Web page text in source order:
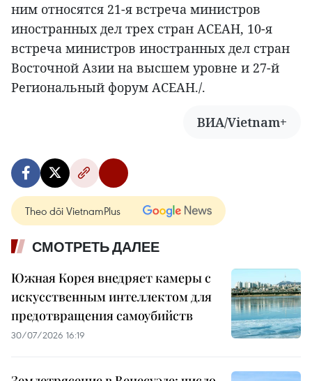
ним относятся 21-я встреча министров
иностранных дел трех стран АСЕАН, 10-я
встреча министров иностранных дел стран
Восточной Азии на высшем уровне и 27-й
Региональный форум АСЕАН./.
ВИА/Vietnam+
Theo dõi VietnamPlus
СМОТРЕТЬ ДАЛЕЕ
Южная Корея внедряет камеры с
искусственным интеллектом для
предотвращения самоубийств
30/07/2026 16:19